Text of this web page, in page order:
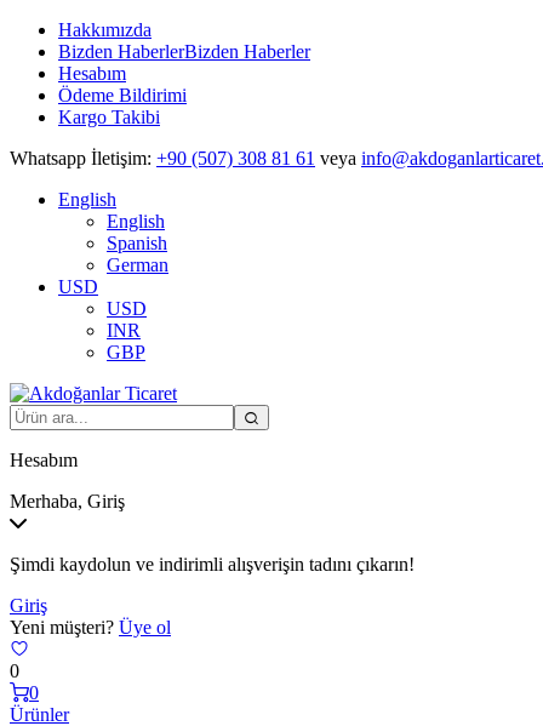
Hakkımızda
Bizden HaberlerBizden Haberler
Hesabım
Ödeme Bildirimi
Kargo Takibi
Whatsapp İletişim: +90 (507) 308 81 61 veya
English
English
Spanish
German
USD
USD
INR
GBP
Hesabım
Merhaba, Giriş
Şimdi kaydolun ve indirimli alışverişin tadını çıkarın!
Giriş
Yeni müşteri? Üye ol
0
0
Ürünler